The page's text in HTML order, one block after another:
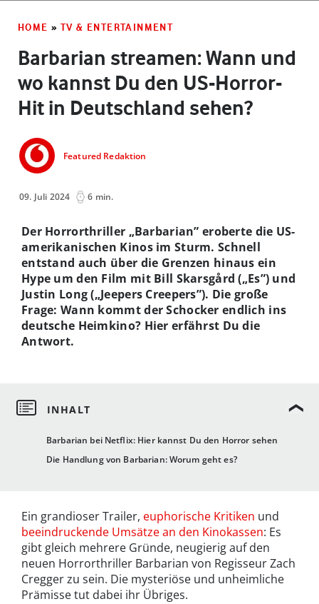
HOME » TV & ENTERTAINMENT
Barbarian streamen: Wann und
wo kannst Du den US-Horror-
Hit in Deutschland sehen?
Featured Redaktion
09. Juli 2024 6 min.
Barbarian bei Netflix: Hier kannst Du den Horror sehen
Die Handlung von Barbarian: Worum geht es?
Der Horrorthriller „Barbarian” eroberte die US-
amerikanischen Kinos im Sturm. Schnell
entstand auch über die Grenzen hinaus ein
Hype um den Film mit Bill Skarsgård („Es”) und
Justin Long („Jeepers Creepers”). Die große
Frage: Wann kommt der Schocker endlich ins
deutsche Heimkino? Hier erfährst Du die
Antwort.
Ein grandioser Trailer, euphorische Kritiken und
beeindruckende Umsätze an den Kinokassen: Es
gibt gleich mehrere Gründe, neugierig auf den
neuen Horrorthriller Barbarian von Regisseur Zach
Cregger zu sein. Die mysteriöse und unheimliche
Prämisse tut dabei ihr Übriges.